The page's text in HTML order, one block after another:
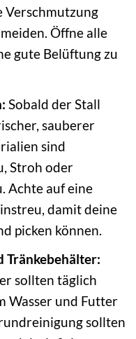
Verschmutzung
Öffne alle
gute Belüftung zu
Sobald der Stall
sauberer
sind
Stroh oder
Achte auf eine
damit deine
picken können.
Tränkebehälter:
sollten täglich
Wasser und Futter
sollten